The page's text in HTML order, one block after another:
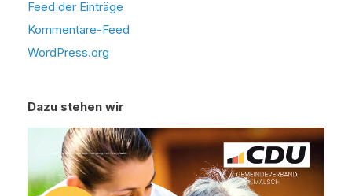
Feed der Einträge
Kommentare-Feed
WordPress.org
Dazu stehen wir